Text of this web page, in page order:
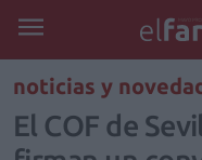
noticias y
El COF de